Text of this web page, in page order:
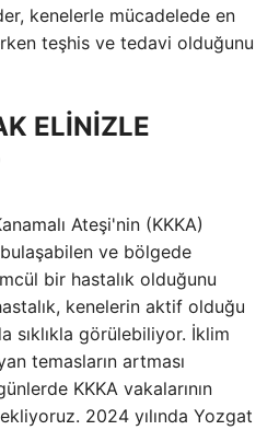
kenelerle mücadelede en
teşhis ve tedavi olduğunu
ELİNİZLE
Ateşi'nin (KKKA)
ve bölgede
bir hastalık olduğunu
kenelerin aktif olduğu
sıklıkla görülebiliyor. İklim
temasların artması
KKKA vakalarının
2024 yılında Yozgat